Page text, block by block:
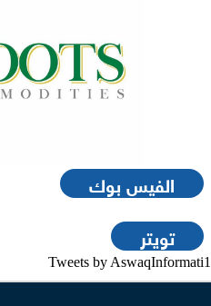
الفيس بوك
تويتر
Tweets by AswaqInformati1